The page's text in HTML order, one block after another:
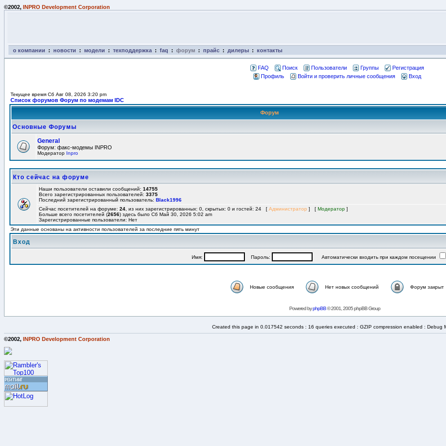
©2002, INPRO Development Corporation
о компании : новости : модели : техподдержка : faq : форум : прайс : дилеры : контакты
FAQ Поиск Пользователи Группы
Регистрация
Профиль
Войти и проверить личные сообщения Вход
Текущее время Сб Авг 08, 2026 3:20 pm
Список форумов Форум по модемам IDC
Форум
Основные Форумы
General
Форум: факс-модемы INPRO
Модератор Inpro
Кто сейчас на форуме
Наши пользователи оставили сообщений: 14755
Всего зарегистрированных пользователей: 3375
Последний зарегистрированный пользователь: Black1996
Сейчас посетителей на форуме: 24 , из них зарегистрированных: 0, скрытых: 0 и гостей: 24 [ Администратор ] [ Модератор ]
Больше всего посетителей (2656) здесь было Сб Май 30, 2026 5:02 am
Зарегистрированные пользователи: Нет
Эти данные основаны на активности пользователей за последние пять минут
Вход
Имя: Пароль: Автоматически входить при каждом посещении
Новые сообщения Нет новых сообщений Форум закрыт
Powered byphpBB© 2001, 2005 phpBB Group
Created this page in 0.017542 seconds : 16 queries executed : GZIP compression enabled : Debug
©2002, INPRO Development Corporation